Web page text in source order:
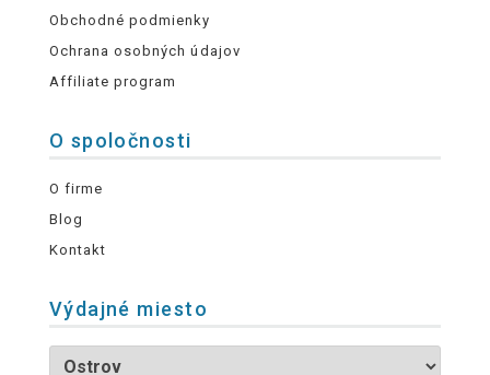
Obchodné podmienky
Ochrana osobných údajov
Affiliate program
O spoločnosti
O firme
Blog
Kontakt
Výdajné miesto